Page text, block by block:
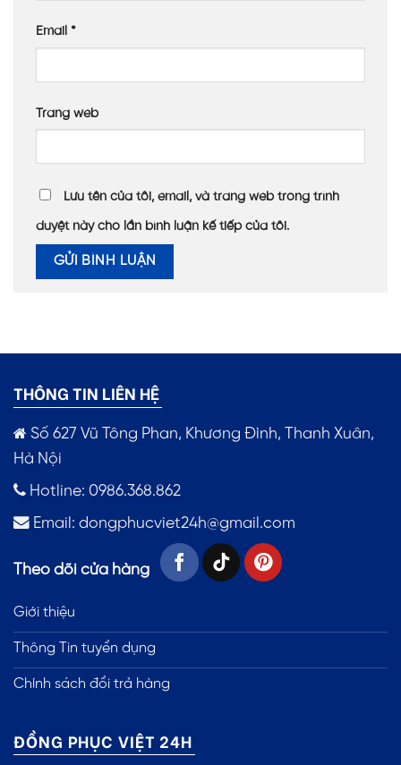
Email *
Trang web
Lưu tên của tôi, email, và trang web trong trình
duyệt này cho lần bình luận kế tiếp của tôi.
THÔNG TIN LIÊN HỆ
Số 627 Vũ Tông Phan, Khương Đình, Thanh Xuân,
Hà Nội
Hotline: 0986.368.862
Email: dongphucviet24h@gmail.com
Theo dõi cửa hàng
Giới thiệu
Thông Tin tuyển dụng
Chính sách đổi trả hàng
ĐỒNG PHỤC VIỆT 24H